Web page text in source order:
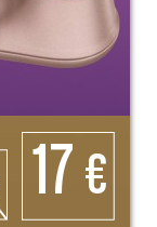
17 €